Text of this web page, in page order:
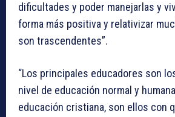
dificultades y poder manejarlas y
forma más positiva y relativizar
son trascendentes”.
“Los principales educadores son
nivel de educación normal y
educación cristiana, son ellos con